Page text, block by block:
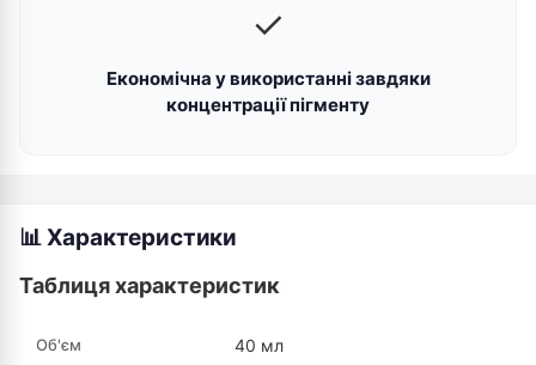
✓
Економічна у використанні завдяки
концентрації пігменту
📊 Характеристики
Таблиця характеристик
Об'єм 40 мл